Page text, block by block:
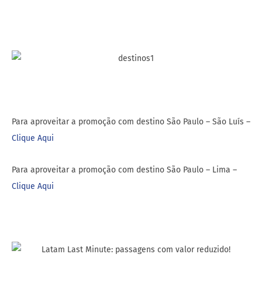
Para aproveitar a promoção com destino São Paulo – São Luís –
Clique Aqui
Para aproveitar a promoção com destino São Paulo – Lima –
Clique Aqui